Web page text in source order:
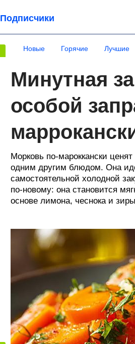
Подписчики
Новые Горячие Лучшие
Минутная
особой
Морковь по-мароккански
одним другим блюдом. Она
самостоятельной холодной
по-новому: она становится
основе лимона, чеснока и